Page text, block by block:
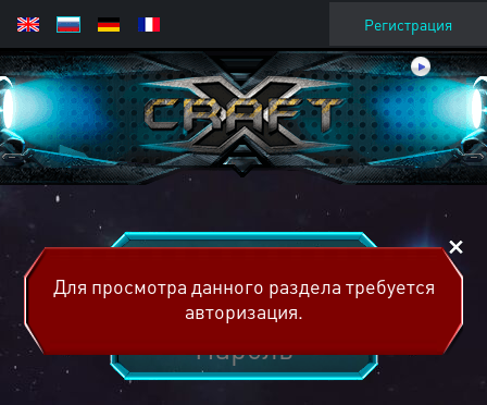
Регистрация
Для просмотра данного раздела требуется
авторизация.